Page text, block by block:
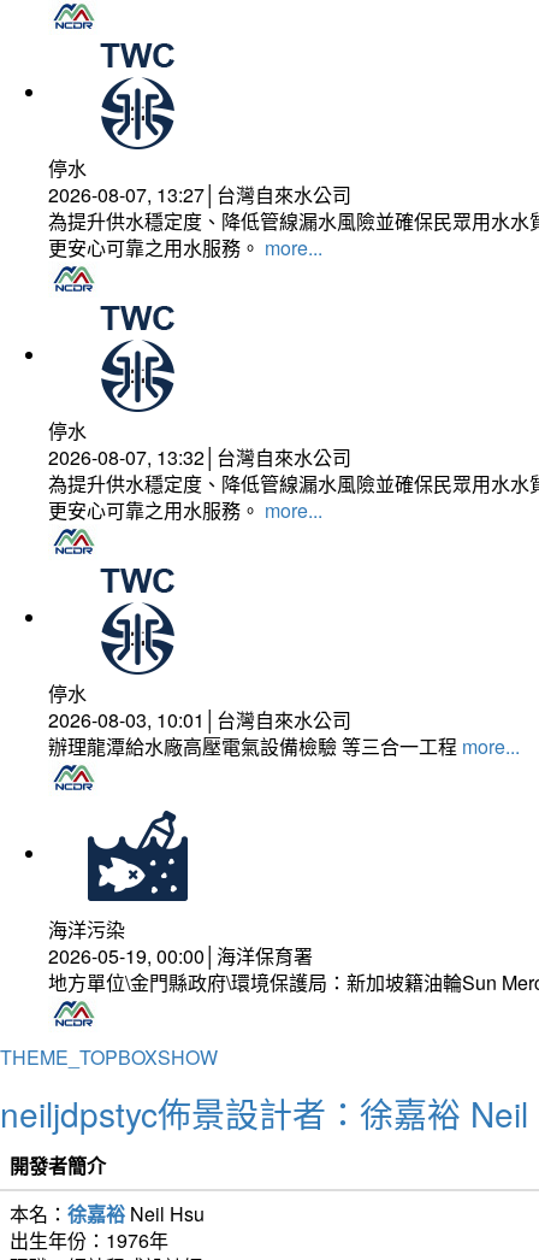
停水
2026-08-07, 13:27│台灣自來水公司
為提升供水穩定度、降低管線漏水風險並確保民眾用水
更安心可靠之用水服務。 more...
停水
2026-08-07, 13:32│台灣自來水公司
為提升供水穩定度、降低管線漏水風險並確保民眾用水
更安心可靠之用水服務。 more...
停水
2026-08-03, 10:01│台灣自來水公司
辦理龍潭給水廠高壓電氣設備檢驗 等三合一工程 more...
海洋污染
2026-05-19, 00:00│海洋保育署
地方單位\金門縣政府\環境保護局：新加坡籍油輪Sun
THEME_TOPBOXSHOW
neiljdpstyc佈景設計者：徐嘉裕
開發者簡介
本名： 徐嘉裕 Neil Hsu
出生年份：1976年